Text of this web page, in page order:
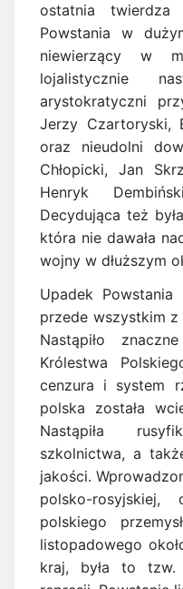
ostatnia
Powstania w
niewierzący w
lojalistycznie
arystokratyczni
Jerzy Czartoryski,
oraz nieudolni
Chłopicki, Jan
Henryk
Decydująca też
która nie dawała
wojny w dłuższym
Upadek Powstania
przede wszystkim z
Nastąpiło
Królestwa
cenzura i system
polska została
Nastąpiła
szkolnictwa, a
jakości.
polsko-rosyjskiej,
polskiego
listopadowego
kraj, była to tzw.